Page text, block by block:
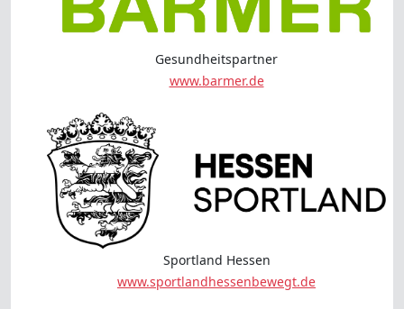
Gesundheitspartner
www.barmer.de
Sportland Hessen
www.sportlandhessenbewegt.de